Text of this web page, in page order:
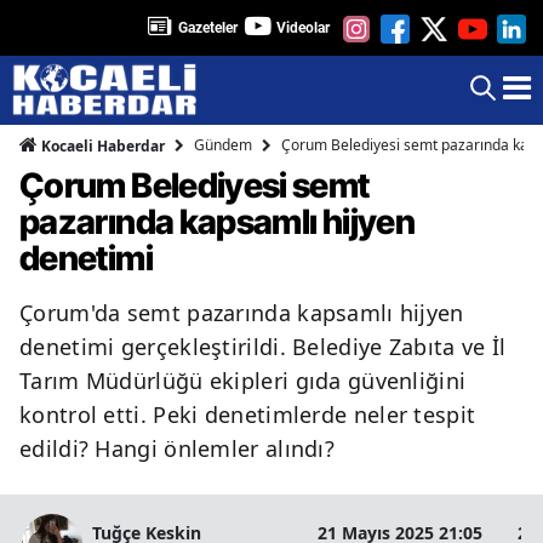
Gazeteler Videolar
Kocaeli Haberdar Gündem Çorum Belediyesi semt pazarında
Çorum Belediyesi semt
pazarında kapsamlı hijyen
denetimi
Çorum'da semt pazarında kapsamlı hijyen
denetimi gerçekleştirildi. Belediye Zabıta ve İl
Tarım Müdürlüğü ekipleri gıda güvenliğini
kontrol etti. Peki denetimlerde neler tespit
edildi? Hangi önlemler alındı?
Tuğçe Keskin 21 Mayıs 2025 21:05 2